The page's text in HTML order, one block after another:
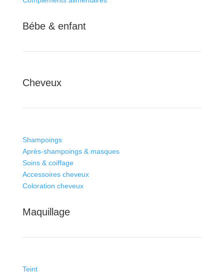
Bébe & enfant
Cheveux
Shampoings
Après-shampoings & masques
Soins & coiffage
Accessoires cheveux
Coloration cheveux
Maquillage
Teint